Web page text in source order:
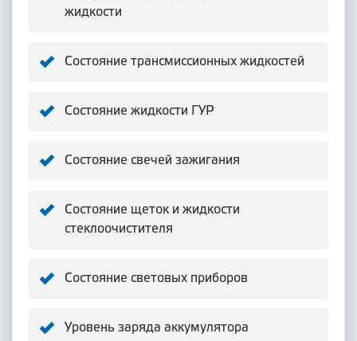
жидкости
Состояние трансмиссионных жидкостей
Состояние жидкости ГУР
Состояние свечей зажигания
Состояние щеток и жидкости
стеклоочистителя
Состояние световых приборов
Уровень заряда аккумулятора